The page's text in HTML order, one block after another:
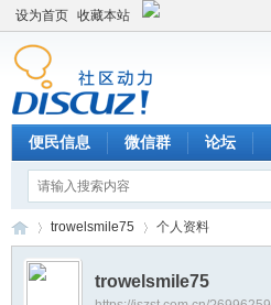
设为首页 收藏本站
便民信息 微信群 论坛
trowelsmile75 个人资料
trowelsmile75